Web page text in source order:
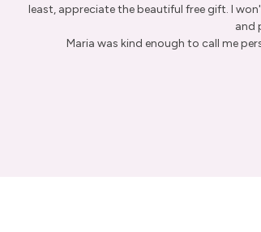
least, appreciate the beautiful free gift. I
and
Maria was kind enough to call me